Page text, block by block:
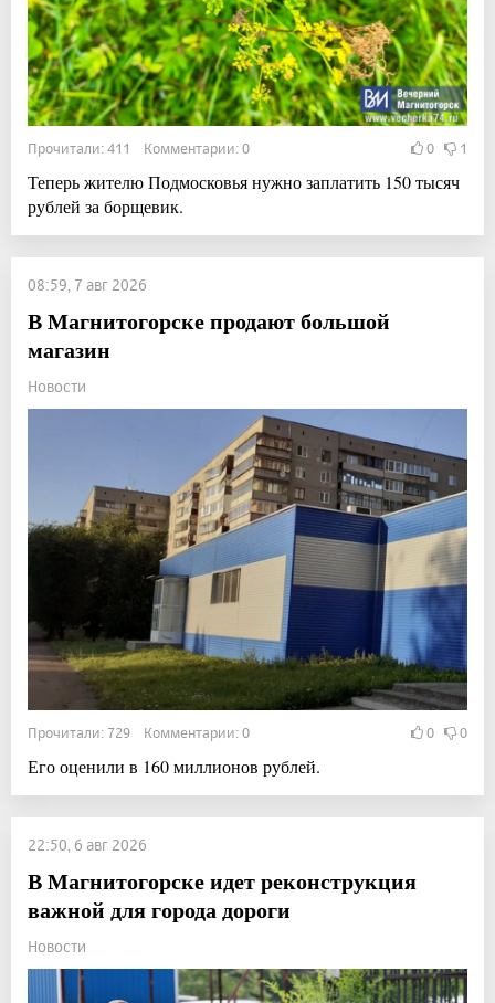
Прочитали: 411 Комментарии: 0 0 1
Теперь жителю Подмосковья нужно заплатить 150 тысяч
рублей за борщевик.
08:59, 7 авг 2026
В Магнитогорске продают большой
магазин
Новости
Прочитали: 729 Комментарии: 0 0 0
Его оценили в 160 миллионов рублей.
22:50, 6 авг 2026
В Магнитогорске идет реконструкция
важной для города дороги
Новости